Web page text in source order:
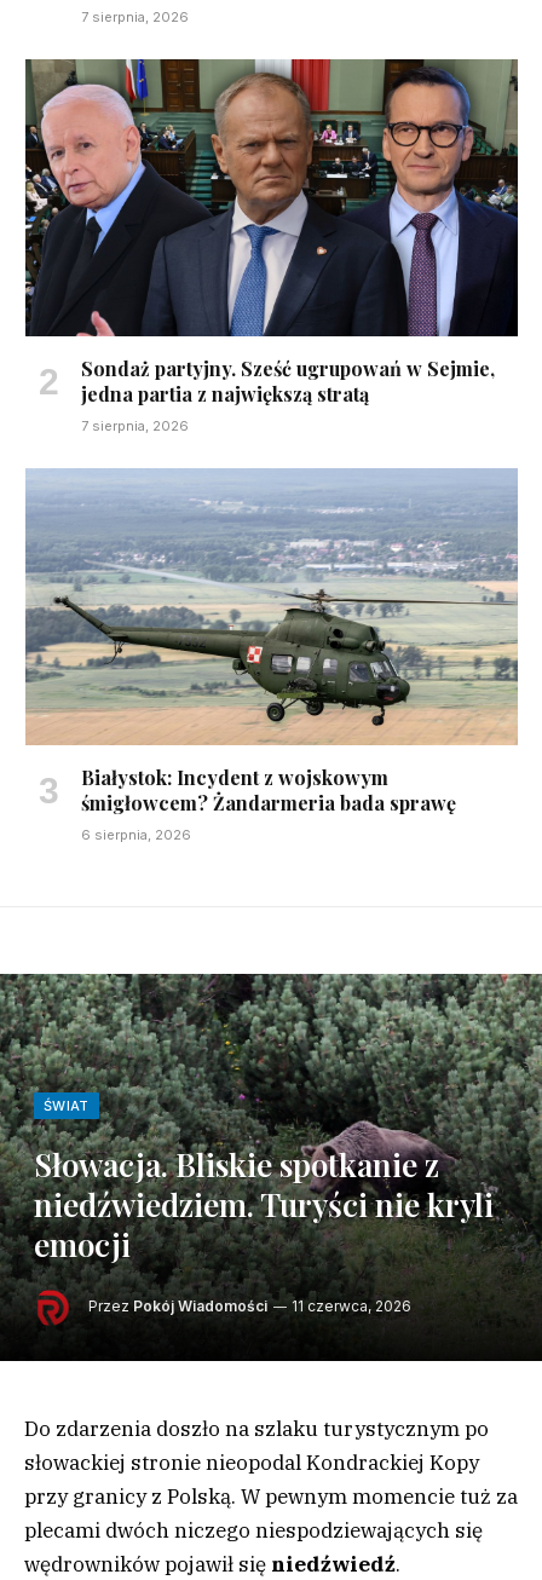
7 sierpnia, 2026
Sondaż partyjny. Sześć ugrupowań w Sejmie,
jedna partia z największą stratą
7 sierpnia, 2026
Białystok: Incydent z wojskowym
śmigłowcem? Żandarmeria bada sprawę
6 sierpnia, 2026
ŚWIAT
Słowacja. Bliskie spotkanie z
niedźwiedziem. Turyści nie kryli
emocji
Przez Pokój Wiadomości 11 czerwca, 2026
Do zdarzenia doszło na szlaku turystycznym po
słowackiej stronie nieopodal Kondrackiej Kopy
przy granicy z Polską. W pewnym momencie tuż za
plecami dwóch niczego niespodziewających się
wędrowników pojawił się niedźwiedź.